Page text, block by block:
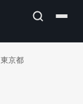
東京都